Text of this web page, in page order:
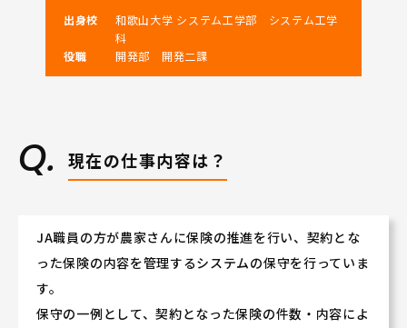
出身校
和歌山大学 システム工学部 システム工学
科
役職
開発部 開発二課
現在の仕事内容は？
JA職員の方が農家さんに保険の推進を行い、契約とな
った保険の内容を管理するシステムの保守を行っていま
す。
保守の一例として、契約となった保険の件数・内容によ